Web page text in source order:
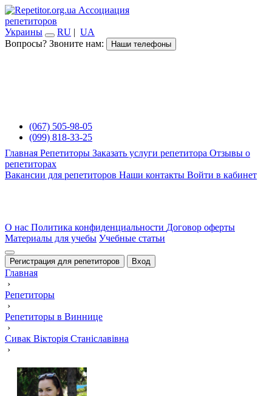
Ассоциация
репетиторов
Украины
RU | UA
Вопросы? Звоните нам:
Наши телефоны
(067) 505-98-05
(099) 818-33-25
Главная Репетиторы Заказать услуги репетитора Отзывы о
репетиторах
Вакансии для репетиторов Наши контакты Войти в кабинет
О нас Политика конфиденциальности Договор оферты
Материалы для учебы Учебные статьи
Регистрация для репетиторов Вход
Главная
›
Репетиторы
›
Репетиторы в Виннице
›
Сивак Вікторія Станіславівна
›